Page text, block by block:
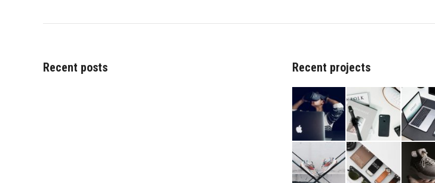
Recent posts Recent projects